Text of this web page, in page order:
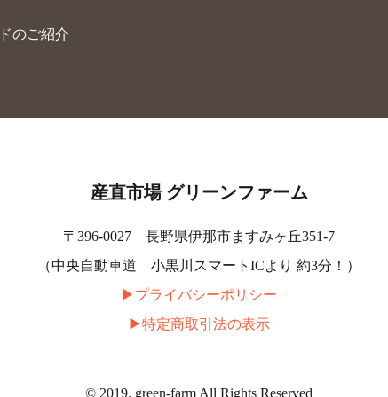
のご紹介
産直市場 グリーンファーム
〒396-0027 長野県伊那市ますみヶ丘351-7
（中央自動車道 小黒川スマートICより 約3分！）
▶︎プライバシーポリシー
▶︎特定商取引法の表示
© 2019. green-farm All Rights Reserved